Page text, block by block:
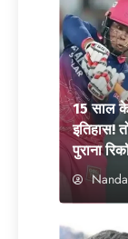
15 साल
इतिहास!
पुराना